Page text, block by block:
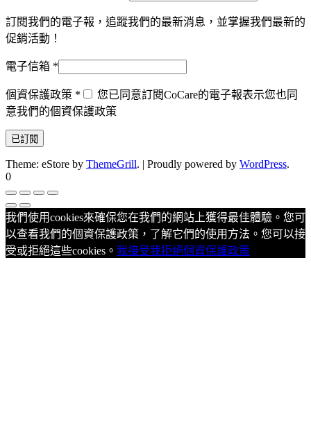
訂閱我們的電子報，追蹤我們的最新消息，並掌握我們最新的
促銷活動！
電子信箱 *
個資保護政策 *
您已同意訂閱CoCare的電子報表示您也同
意我們的個資保護政策
Theme: eStore by ThemeGrill. | Proudly powered by WordPress.
0
我們使用cookies來確保您在我們的網站上獲得最佳體驗。您可
以查看我們的個資保護政策，了解它們的使用方法。您可以接
受或拒絕這些cookies。 我接受我拒絕個資保護政策